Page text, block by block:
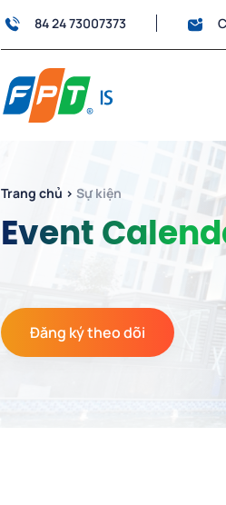
84 24 73007373
Trang chủ › Sự kiện
Event
Đăng ký theo dõi